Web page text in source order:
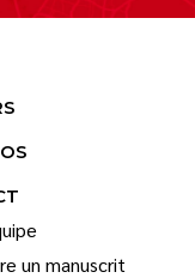
un manuscrit